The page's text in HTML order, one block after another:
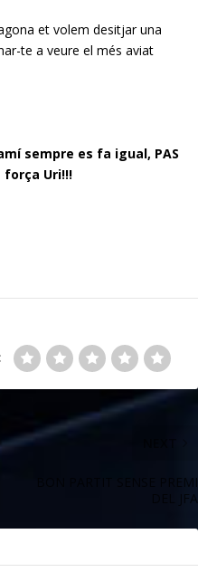
et volem desitjar una
te a veure el més aviat
sempre es fa igual, PAS
força Uri!!!
BON PARTIT SENSE PREMI
DEL JFA